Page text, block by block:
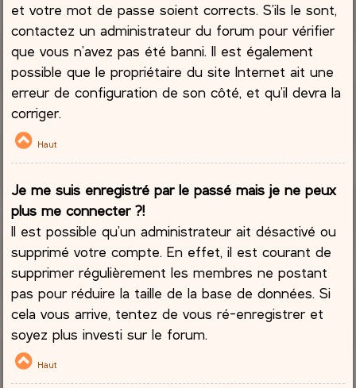
et votre mot de passe soient corrects. S’ils le sont,
contactez un administrateur du forum pour vérifier
que vous n’avez pas été banni. Il est également
possible que le propriétaire du site Internet ait une
erreur de configuration de son côté, et qu’il devra la
corriger.
Haut
Je me suis enregistré par le passé mais je ne peux
plus me connecter ?!
Il est possible qu’un administrateur ait désactivé ou
supprimé votre compte. En effet, il est courant de
supprimer régulièrement les membres ne postant
pas pour réduire la taille de la base de données. Si
cela vous arrive, tentez de vous ré-enregistrer et
soyez plus investi sur le forum.
Haut